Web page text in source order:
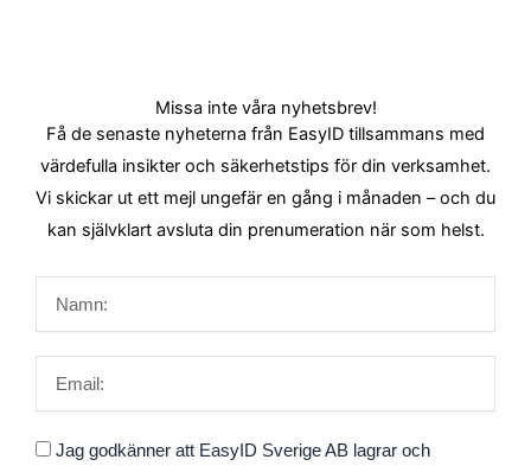
Missa inte våra nyhetsbrev!
Få de senaste nyheterna från EasyID tillsammans med
värdefulla insikter och säkerhetstips för din verksamhet.
Vi skickar ut ett mejl ungefär en gång i månaden – och du
kan självklart avsluta din prenumeration när som helst.
Godkännande
Jag godkänner att EasyID Sverige AB lagrar och